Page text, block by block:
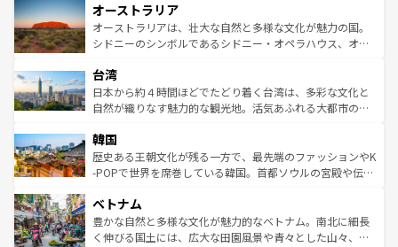
部のニューオーリンズでは、音楽と美食が融合した独特の
文化が魅力。旅行者はアメリカの各地域で異なる魅力を楽
しみながら、その多様性と豊かな歴史を感じることができ
ならではの贅沢な旅のスタイルだ。 なお、新着のアメリカ
情報はコンテンツ一覧を参照してほしい。
ワイ島は見逃せない。また、定番の観光地といえばオアフ
島だが、静かな自然を求めるならマウイ島やカウアイ島が
おすすめ。エメラルドグリーンに輝く海をはじめ、豊かな
れるおもてなしの心で訪れる人々を迎えてくれるハワイの
人々、おいしいローカルフードやハワイアンミュージッ
ク、伝統的なフラダンスなど、すべてがハワイの魅力を彩
ワイを、存分に味わってほしい。 なお、新着のハワイ情報
はコンテンツ一覧を参照してほしい。
オーストラリア
オーストラリアは、壮大な自然と多様な文化が魅力の国。
シドニーのシンボルであるシドニー・オペラハウス、オー
リアリーフや大陸中央部にそびえるウルル（エアーズロッ
ク）、タスマニアの美しい原生林やケアンズの熱帯雨林な
ど、見どころがたくさん。また、カフェやワイン、オージ
いる。アクティビティも充実しており、サーフィンやダイ
ビング、ハイキングなど、アウトドア好きにはたまらな
い。オーストラリアの多彩な魅力を存分に味わいつくそ
参照してほしい。
台湾
日本から約４時間ほどでたどり着く台湾は、多彩な文化と
自然が織りなす魅力的な観光地。活気あふれる大都市の台
ン）、静ひつな山岳地帯である台湾東部など、都市の喧騒
と山間の静けさが共存しており、訪れる人に新しい発見と
驚きをもたらしてくれる。また、奥深い台湾の食文化も魅
容にもいいと評判のスイーツなど、バラエティ豊かな料理
が味わえる。 なお、新着の台湾情報は コンテンツ一覧を参
照してほしい。
韓国
歴史ある王朝文化が残る一方で、最先端のファッションやK
-POPで世界を席巻している韓国。首都ソウルの宮殿や伝統
き、地方に足を延ばせば四季折々の自然美を楽しむことが
できる。そして、キムチや焼肉、絶品のストリートフード
まで、さまざまな韓国料理が待っている。夜には、韓国な
ベトナム
豊かな自然と多様な文化が魅力的なベトナム。南北に細長
く伸びる国土には、広大な田園風景や青々とした山々、世